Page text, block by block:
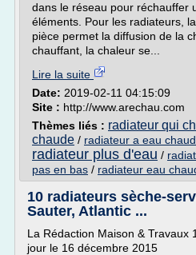
dans le réseau pour réchauffer
éléments. Pour les radiateurs,
pièce permet la diffusion de la
chauffant, la chaleur se...
Lire la suite
Date: 2019-02-11 04:15:09
Site : http://www.arechau.com
Thèmes liés : radiateur qui
chaude / radiateur a eau
radiateur plus d'eau /
pas en bas / radiateur eau
10 radiateurs sèche-
Sauter, Atlantic ...
La Rédaction Maison & Travaux
jour le 16 décembre 2015